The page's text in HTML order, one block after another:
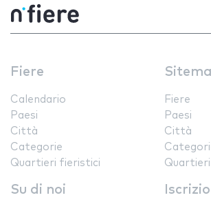
Fiere
Calendario
Paesi
Città
Categorie
Quartieri fieristici
Fiere
Paesi
Città
Su di noi